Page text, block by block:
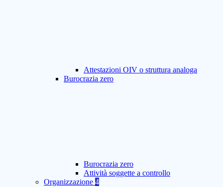
Attestazioni OIV o struttura analoga
Burocrazia zero
Burocrazia zero
Attività soggette a controllo
Organizzazione 4